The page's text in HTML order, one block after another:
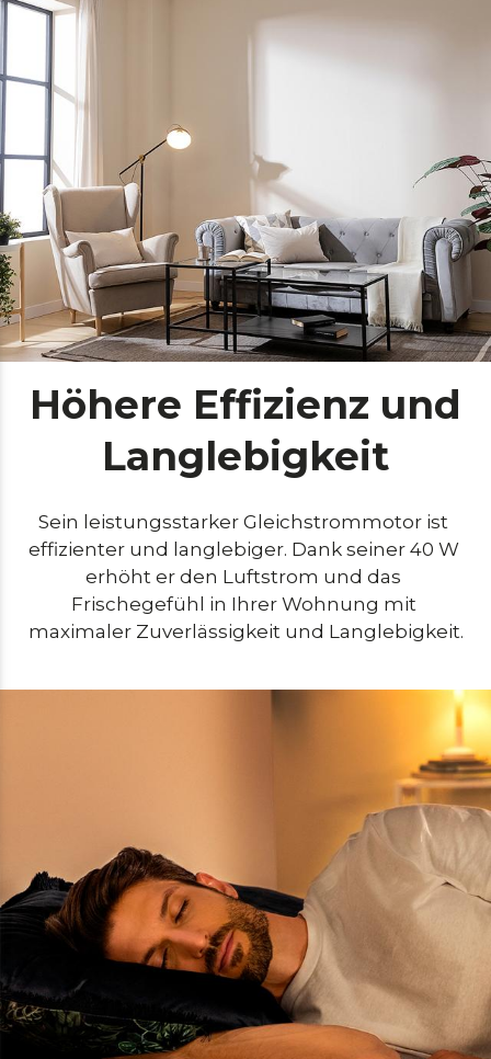
Höhere Effizienz und
Langlebigkeit
Sein leistungsstarker Gleichstrommotor ist
effizienter und langlebiger. Dank seiner 40 W
erhöht er den Luftstrom und das
Frischegefühl in Ihrer Wohnung mit
maximaler Zuverlässigkeit und Langlebigkeit.